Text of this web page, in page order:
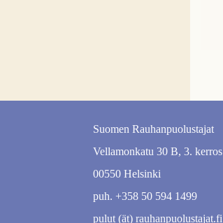
Suomen Rauhanpuolustajat
Vellamonkatu 30 B, 3. kerros
00550 Helsinki
puh. +358 50 594 1499
pulut (ät) rauhanpuolustajat.fi